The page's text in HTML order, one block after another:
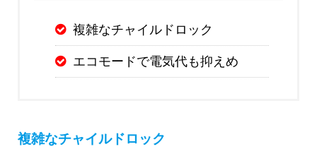
複雑なチャイルドロック
エコモードで電気代も抑えめ
複雑なチャイルドロック